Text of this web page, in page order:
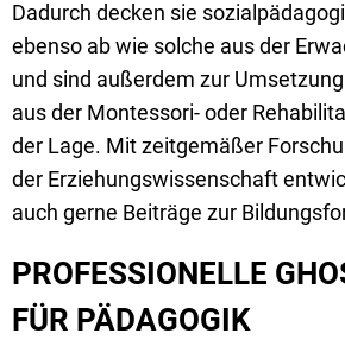
Dadurch decken sie
ebenso ab wie solche aus der
und sind außerdem zur
aus der Montessori- oder
der Lage. Mit zeitgemäßer
der Erziehungswissenschaft
auch gerne Beiträge zur
PROFESSIONELLE
FÜR PÄDAGOGIK